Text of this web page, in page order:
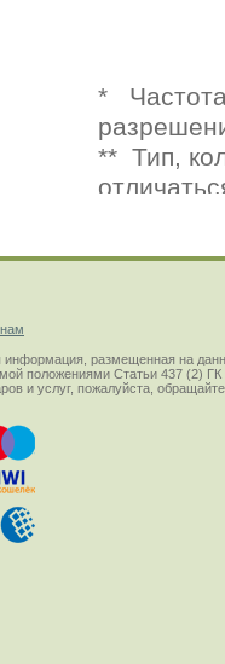
размещенная на
положениями Статьи 437 (2)
и услуг, пожалуйста,